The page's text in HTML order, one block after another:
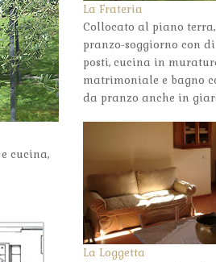
cucina,
La Frateria
Collocato al piano
pranzo-soggiorno con
posti, cucina in
matrimoniale e bagno
da pranzo anche in
La Loggetta